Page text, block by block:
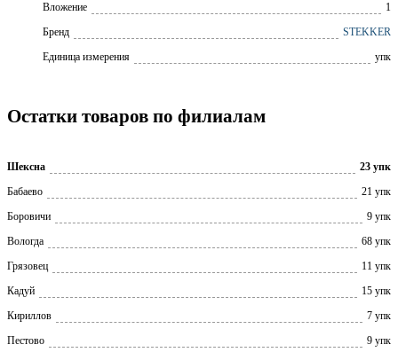
Вложение
1
Бренд
STEKKER
Единица измерения
упк
Остатки товаров по филиалам
Шексна
23 упк
Бабаево
21 упк
Боровичи
9 упк
Вологда
68 упк
Грязовец
11 упк
Кадуй
15 упк
Кириллов
7 упк
Пестово
9 упк